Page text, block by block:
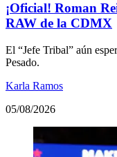
¡Oficial! Roman
RAW de la CDMX
El “Jefe Tribal” aún
Pesado.
Karla Ramos
05/08/2026